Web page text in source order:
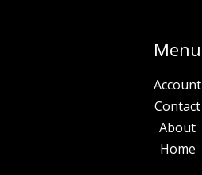
Menu
Account
Contact
About
Home